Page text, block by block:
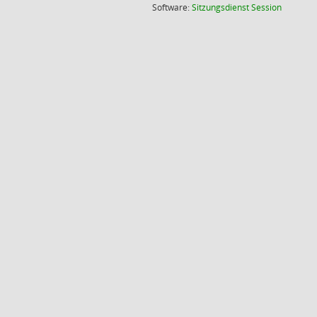
Software:SitzungsdienstSession(Wird in